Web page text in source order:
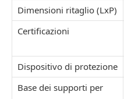
Dimensioni ritaglio (LxP)
Certificazioni
Dispositivo di protezione
Base dei supporti per